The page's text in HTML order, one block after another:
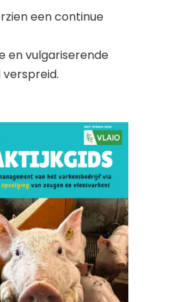
een continue
en vulgariserende